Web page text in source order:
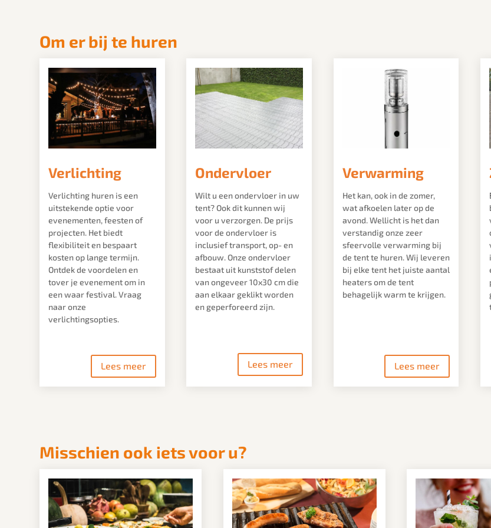
Om er bij te huren
Verlichting
Verlichting huren is een
uitstekende optie voor
evenementen, feesten of
projecten. Het biedt
flexibiliteit en bespaart
kosten op lange termijn.
Ontdek de voordelen en
tover je evenement om in
een waar festival. Vraag
naar onze
verlichtingsopties.
Lees meer
Ondervloer
Wilt u een ondervloer in uw
tent? Ook dit kunnen wij
voor u verzorgen. De prijs
voor de ondervloer is
inclusief transport, op- en
afbouw. Onze ondervloer
bestaat uit kunststof delen
van ongeveer 10x30 cm die
aan elkaar geklikt worden
en geperforeerd zijn.
Lees meer
Verwarming
Het kan, ook in de zomer,
wat afkoelen later op de
avond. Wellicht is het dan
verstandig onze zeer
sfeervolle verwarming bij
de tent te huren. Wij leveren
bij elke tent het juiste aantal
heaters om de tent
behagelijk warm te krijgen.
Lees meer
Misschien ook iets voor u?